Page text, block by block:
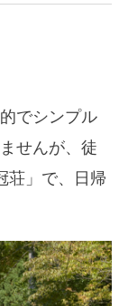
でシンプル
せんが、徒
荘」で、日帰